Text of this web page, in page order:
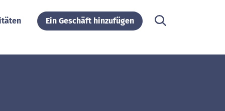
Ein Geschäft hinzufügen